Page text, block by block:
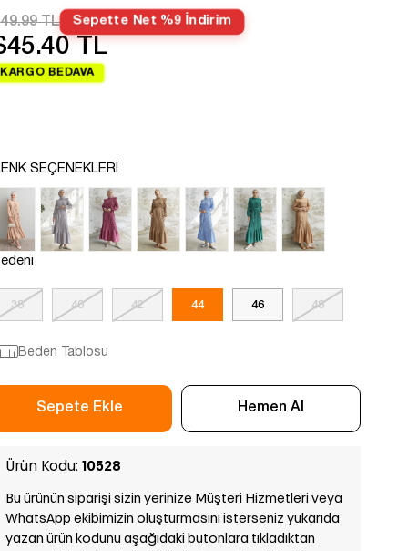
TL Sepette Net %9 İndirim
TL
KARGO BEDAVA
SEÇENEKLERI
38 40 42 44 46 48
Beden Tablosu
Ürün Kodu: 10528
Bu ürünün siparişi sizin yerinize Müşteri Hizmetleri veya
WhatsApp ekibimizin oluşturmasını isterseniz yukarıda
yazan ürün kodunu aşağıdaki butonlara tıkladıktan